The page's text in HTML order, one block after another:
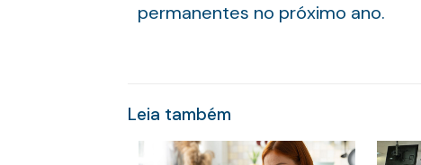
permanentes no próximo ano.
Leia também